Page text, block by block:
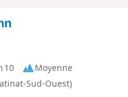
10
Moyenne
Sud-Ouest)